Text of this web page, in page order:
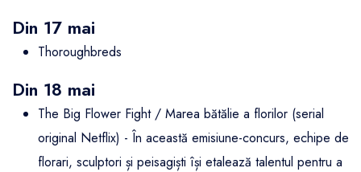
Din 17 mai
Thoroughbreds
Din 18 mai
The Big Flower Fight / Marea bătălie a florilor (serial
original Netflix) - În această emisiune-concurs, echipe de
florari, sculptori și peisagiști își etalează talentul pentru a